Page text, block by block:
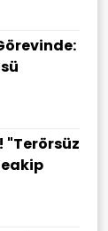
"Terörsüz